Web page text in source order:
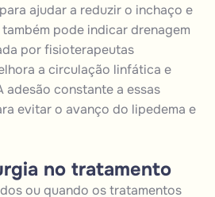
ajudar a reduzir o inchaço e
pode indicar drenagem
por fisioterapeutas
a circulação linfática e
constante a essas
evitar o avanço do lipedema e
no tratamento
ou quando os tratamentos